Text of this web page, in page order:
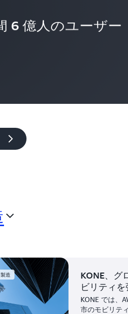
6 億人のユーザー
製造
KONE、グ
ビリティ
KONE では、
市のモビリテ